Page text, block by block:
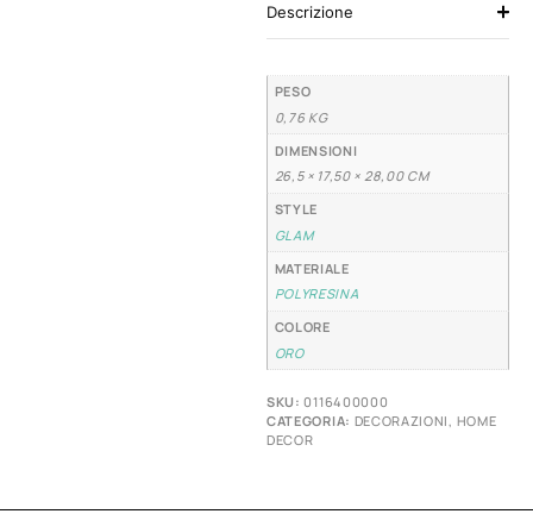
Descrizione
PESO
0,76 KG
DIMENSIONI
26,5 × 17,50 × 28,00 CM
STYLE
GLAM
MATERIALE
POLYRESINA
COLORE
ORO
SKU:0116400000
CATEGORIA: DECORAZIONI HOME
DECOR